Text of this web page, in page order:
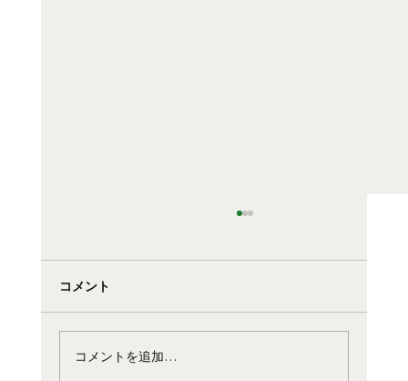
イルカンダ花めぐり開催！
コメント
コメントを追加…